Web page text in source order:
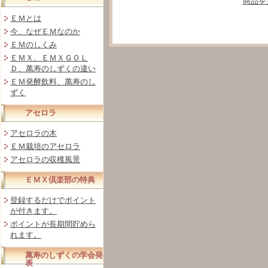
ＥＭとは
今、なぜＥＭなのか
ＥＭのしくみ
ＥＭＸ、ＥＭＸＧＯＬ
Ｄ、萬寿のしずくの違い
ＥＭ発酵飲料、萬寿のし
ずく
アセロラ
アセロラの木
ＥＭ栽培のアセロラ
アセロラの収穫風景
ＥＭＸ倶楽部の特典
登録するだけでポイント
が付きます。
ポイントが長期間貯めら
れます。
萬寿のしずくの学会発
表